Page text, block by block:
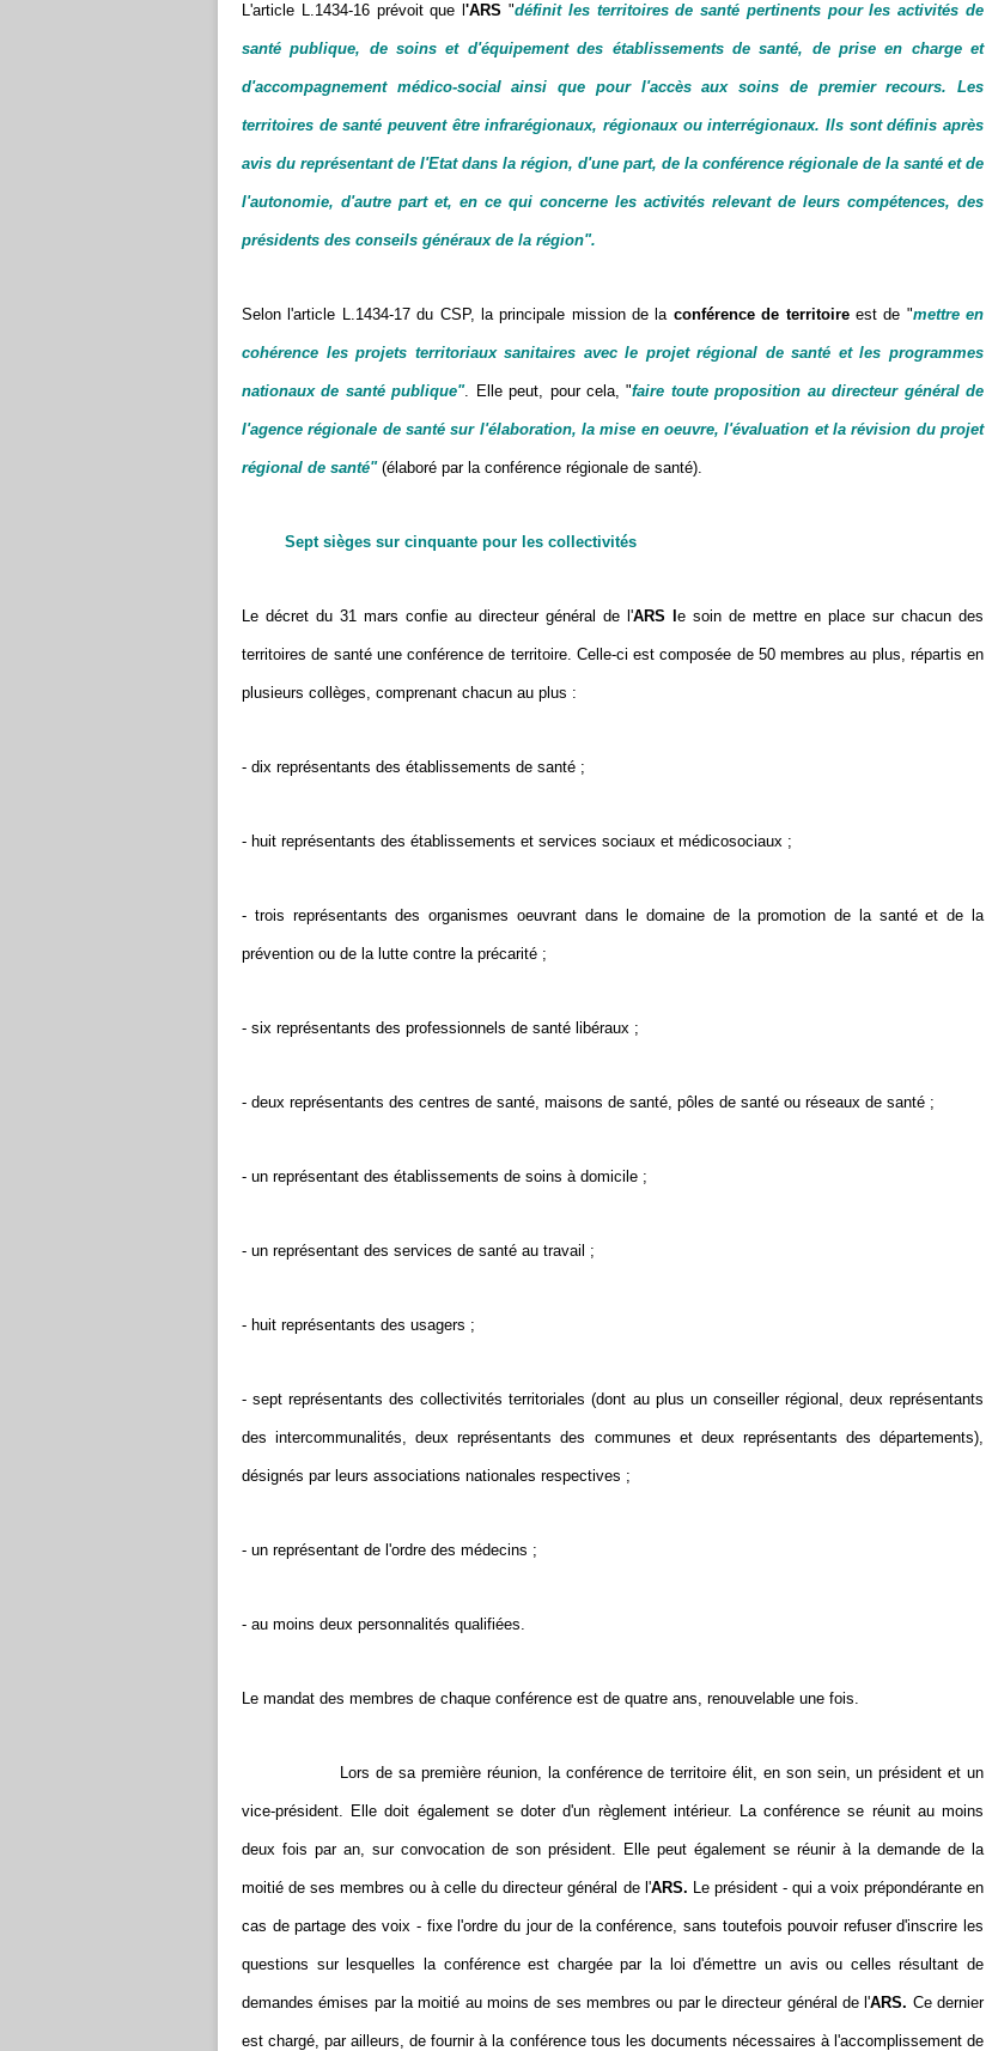
L'article L.1434-16 prévoit que l'ARS "définit les territoires de santé pertinents pour les activités de
santé publique, de soins et d'équipement des établissements de santé, de prise en charge et
d'accompagnement médico-social ainsi que pour l'accès aux soins de premier recours. Les
territoires de santé peuvent être infrarégionaux, régionaux ou interrégionaux. Ils sont définis après
avis du représentant de l'Etat dans la région, d'une part, de la conférence régionale de la santé et de
l'autonomie, d'autre part et, en ce qui concerne les activités relevant de leurs compétences, des
présidents des conseils généraux de la région".
Selon l'article L.1434-17 du CSP, la principale mission de la conférence de territoireest de "mettre en
cohérence les projets territoriaux sanitaires avec le projet régional de santé et les programmes
nationaux de santé publique". Elle peut, pour cela, "faire toute proposition au directeur général de
l'agence régionale de santé sur l'élaboration, la mise en oeuvre, l'évaluation et la révision du projet
régional de santé"(élaboré par la conférence régionale de santé).
Sept sièges sur cinquante pour les collectivités
Le décret du 31 mars confie au directeur général de l'ARS l e soin de mettre en place sur chacun des
territoires de santé une conférence de territoire. Celle-ci est composée de 50 membres au plus, répartis en
plusieurs collèges, comprenant chacun au plus :
- dix représentants des établissements de santé ;
- huit représentants des établissements et services sociaux et médicosociaux ;
- trois représentants des organismes oeuvrant dans le domaine de la promotion de la santé et de la
prévention ou de la lutte contre la précarité ;
- six représentants des professionnels de santé libéraux ;
- deux représentants des centres de santé, maisons de santé, pôles de santé ou réseaux de santé ;
- un représentant des établissements de soins à domicile ;
- un représentant des services de santé au travail ;
- huit représentants des usagers ;
- sept représentants des collectivités territoriales (dont au plus un conseiller régional, deux représentants
des intercommunalités, deux représentants des communes et deux représentants des départements),
désignés par leurs associations nationales respectives ;
- un représentant de l'ordre des médecins ;
- au moins deux personnalités qualifiées.
Le mandat des membres de chaque conférence est de quatre ans, renouvelable une fois.
Lors de sa première réunion, la conférence de territoire élit, en son sein, un président et un
vice-président. Elle doit également se doter d'un règlement intérieur. La conférence se réunit au moins
deux fois par an, sur convocation de son président. Elle peut également se réunir à la demande de la
moitié de ses membres ou à celle du directeur général de l'ARS. Le président - qui a voix prépondérante en
cas de partage des voix - fixe l'ordre du jour de la conférence, sans toutefois pouvoir refuser d'inscrire les
questions sur lesquelles la conférence est chargée par la loi d'émettre un avis ou celles résultant de
demandes émises par la moitié au moins de ses membres ou par le directeur général de l'ARS. Ce dernier
est chargé, par ailleurs, de fournir à la conférence tous les documents nécessaires à l'accomplissement de